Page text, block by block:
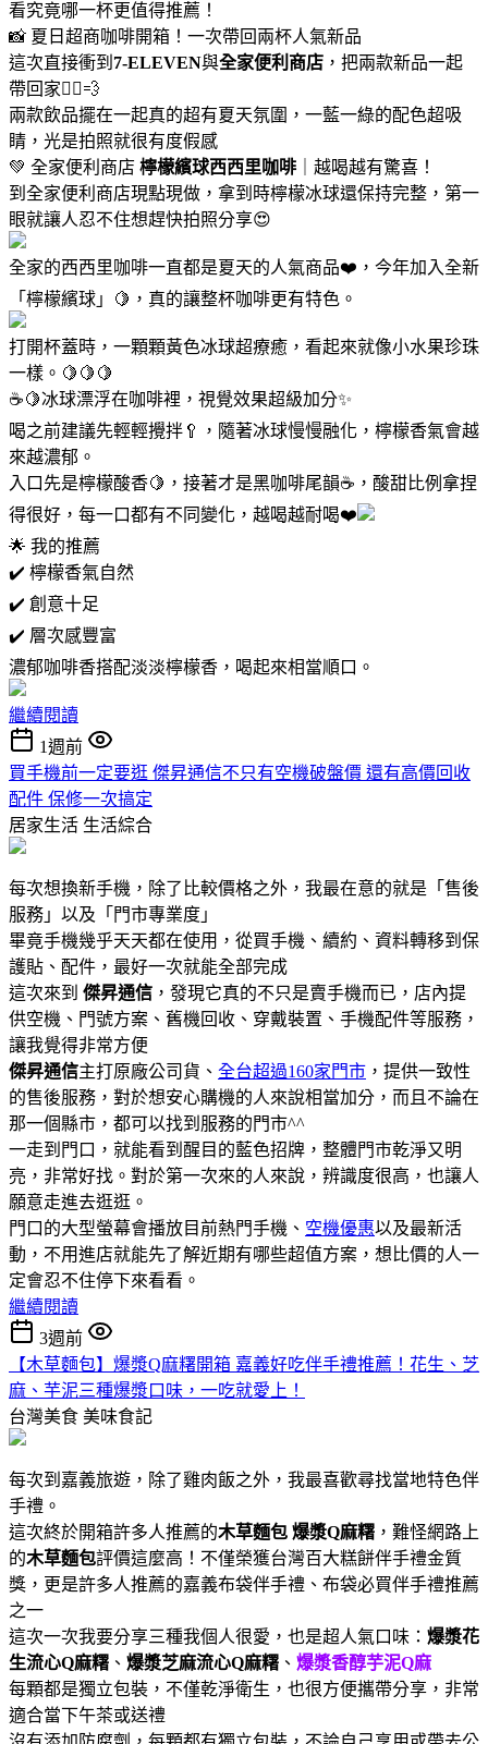
看究竟哪一杯更值得推薦！
📸 夏日超商咖啡開箱！一次帶回兩杯人氣新品
這次直接衝到 7-ELEVEN與全家便利商店 ，把兩款新品一起
帶回家🏃‍♀️💨
兩款飲品擺在一起真的超有夏天氛圍，一藍一綠的配色超吸
睛，光是拍照就很有度假感
💚 全家便利商店 檸檬繽球西西里咖啡 ｜越喝越有驚喜！
到全家便利商店現點現做，拿到時檸檬冰球還保持完整，第一
眼就讓人忍不住想趕快拍照分享😍
全家的西西里咖啡一直都是夏天的人氣商品❤️，今年加入全新
「檸檬繽球」🍋，真的讓整杯咖啡更有特色。
打開杯蓋時，一顆顆黃色冰球超療癒，看起來就像小水果珍珠
一樣。🍋🍋🍋
☕🍋冰球漂浮在咖啡裡，視覺效果超級加分✨
喝之前建議先輕輕攪拌🥄，隨著冰球慢慢融化，檸檬香氣會越
來越濃郁。
入口先是檸檬酸香🍋，接著才是黑咖啡尾韻☕，酸甜比例拿捏
得很好，每一口都有不同變化，越喝越耐喝❤️
🌟 我的推薦
✔️ 檸檬香氣自然
✔️ 創意十足
✔️ 層次感豐富
濃郁咖啡香搭配淡淡檸檬香，喝起來相當順口。
繼續閱讀
1週前
買手機前一定要逛 傑昇通信不只有空機破盤價 還有高價回收
配件 保修一次搞定
居家生活 生活綜合
每次想換新手機，除了比較價格之外，我最在意的就是「售後
服務」以及「門市專業度」
畢竟手機幾乎天天都在使用，從買手機、續約、資料轉移到保
護貼、配件，最好一次就能全部完成
這次來到 傑昇通信 ，發現它真的不只是賣手機而已，店內提
供空機、門號方案、舊機回收、穿戴裝置、手機配件等服務，
讓我覺得非常方便
傑昇通信主打原廠公司貨、 全台超過160家門市 ，提供一致性
的售後服務，對於想安心購機的人來說相當加分，而且不論在
那一個縣市，都可以找到服務的門市^^
一走到門口，就能看到醒目的藍色招牌，整體門市乾淨又明
亮，非常好找。對於第一次來的人來說，辨識度很高，也讓人
願意走進去逛逛。
門口的大型螢幕會播放目前熱門手機、 空機優惠以及最新活
動，不用進店就能先了解近期有哪些超值方案，想比價的人一
定會忍不住停下來看看。
繼續閱讀
3週前
【木草麵包】爆漿Q麻糬開箱 嘉義好吃伴手禮推薦！花生、芝
麻、芋泥三種爆漿口味，一吃就愛上！
台灣美食 美味食記
每次到嘉義旅遊，除了雞肉飯之外，我最喜歡尋找當地特色伴
手禮。
這次終於開箱許多人推薦的木草麵包 爆漿Q麻糬 ，難怪網路上
的木草麵包評價這麼高！不僅榮獲台灣百大糕餅伴手禮金質
獎，更是許多人推薦的嘉義布袋伴手禮、布袋必買伴手禮推薦
之一
這次一次我要分享三種我個人很愛，也是超人氣口味： 爆漿花
生流心Q麻糬 、 爆漿芝麻流心Q麻糬 、 爆漿香醇芋泥Q麻
每顆都是獨立包裝，不僅乾淨衛生，也很方便攜帶分享，非常
適合當下午茶或送禮